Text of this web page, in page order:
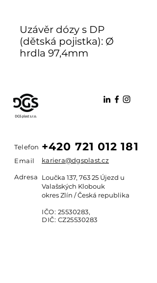
Uzávěr dózy s DP
(dětská pojistka): Ø
hrdla 97,4mm
Telefon +420 721 012 181
Email kariera@dgsplast.cz
Adresa
Loučka 137, 763 25 Újezd u
Valašských Klobouk
okres Zlín / Česká republika
IČO: 25530283,
DIČ: CZ25530283